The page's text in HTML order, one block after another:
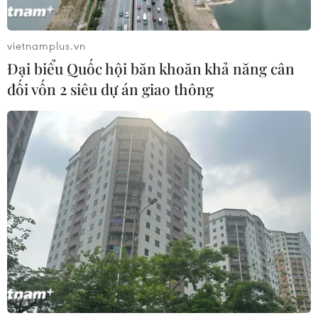
Động đất mạnh làm rung
chuyển miền Nam
Philippines
05/08/2026 05:29
Thời tiết miền Bắc sẽ ảnh
hưởng ra sao khi bão số 3
Kujira đi vào Biển Đông?
05/08/2026 04:56
Áp thấp nhiệt đới mạnh
lên thành bão số 3, vùng
Mưa lũ, sạt lở tại Sri Lanka
khiến 5 người thiệt mạng
vietnamplus.vn
Đại biểu Quốc hội băn khoăn khả năng cân
đối vốn 2 siêu dự án giao thông